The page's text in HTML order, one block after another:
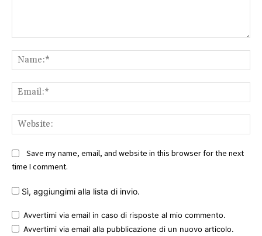
Save my name, email, and website in this browser for the next
time I comment.
Sì, aggiungimi alla lista di invio.
Avvertimi via email in caso di risposte al mio commento.
Avvertimi via email alla pubblicazione di un nuovo articolo.